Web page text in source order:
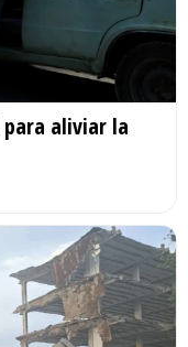
para aliviar la